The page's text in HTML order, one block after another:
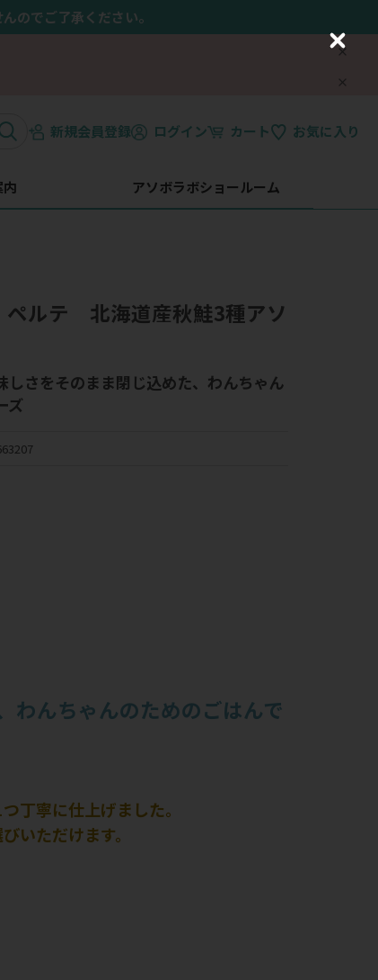
のでご了承ください。
新規会員登録 ログイン カート お気に入り
アソボラボショールーム
ペルテ 北海道産秋鮭3種アソ
しさをそのまま閉じ込めた、わんちゃん
ズ
わんちゃんのためのごはんで
丁寧に仕上げました。
いただけます。
C
o